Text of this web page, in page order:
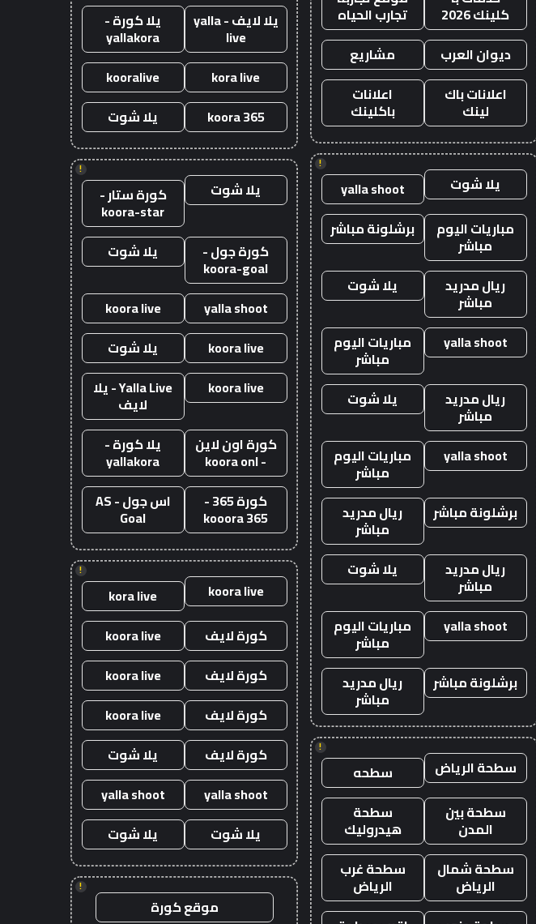
كلينك 2026
تجارب الحياه
ديوان العرب
مشاريع
اعلانات باك
لينك
اعلانات
باكلينك
!
يلا شوت
yalla shoot
مباريات اليوم
مباشر
برشلونة مباشر
ريال مدريد
مباشر
يلا شوت
yalla shoot مباريات اليوم
مباشر
ريال مدريد
مباشر
يلا شوت
yalla shoot مباريات اليوم
مباشر
برشلونة مباشر
ريال مدريد
مباشر
ريال مدريد
مباشر
يلا شوت
yalla shoot مباريات اليوم
مباشر
برشلونة مباشر
ريال مدريد
مباشر
!
سطحة الرياض
سطحه
سطحة بين
المدن
سطحة
هيدروليك
سطحة شمال
الرياض
سطحة غرب
الرياض
يلا لايف - yalla
live
يلا كورة -
yallakora
kora live
kooralive
koora 365
يلا شوت
!
يلا شوت كورة ستار -
koora-star
كورة جول -
koora-goal
يلا شوت
yalla shoot
koora live
koora live
يلا شوت
koora live
Yalla Live - يلا
لايف
كورة اون لاين
- koora onl
يلا كورة -
yallakora
كورة 365 -
kooora 365
اس جول - AS
Goal
!
koora live
kora live
كورة لايف
koora live
كورة لايف
koora live
كورة لايف
koora live
كورة لايف
يلا شوت
yalla shoot
yalla shoot
يلا شوت
يلا شوت
!
موقع كورة